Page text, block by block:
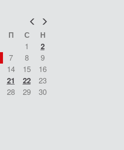
Попер
П С Н
1 2
7 8
9
14 15
16
21 22
23
28 29
30